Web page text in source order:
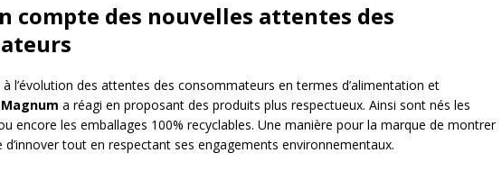
compte des nouvelles attentes des
l’évolution des attentes des consommateurs en termes d’alimentation et
Magnum a réagi en proposant des produits plus respectueux. Ainsi sont nés les
encore les emballages 100% recyclables. Une manière pour la marque de montrer
d’innover tout en respectant ses engagements environnementaux.